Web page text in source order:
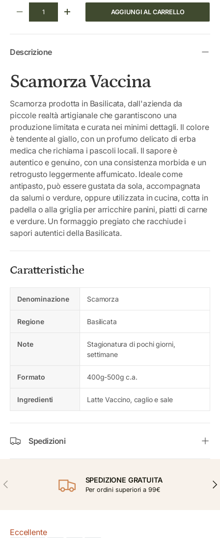
DIMINUIRE LA QUANTITÀAUMENTA LA QUANTITÀAGGIUNGI AL CARRELLO
Descrizione
Scamorza Vaccina
Scamorza prodotta in Basilicata, dall'azienda da
piccole realtà artigianale che garantiscono una
produzione limitata e curata nei minimi dettagli. Il colore
è tendente al giallo, con un profumo delicato di erba
medica che richiama i pascoli locali. Il sapore è
autentico e genuino, con una consistenza morbida e un
retrogusto leggermente affumicato. Ideale come
antipasto, può essere gustata da sola, accompagnata
da salumi o verdure, oppure utilizzata in cucina, cotta in
padella o alla griglia per arricchire panini, piatti di carne
e verdure. Un formaggio pregiato che racchiude i
sapori autentici della Basilicata.
Caratteristiche
Denominazione Scamorza
Regione Basilicata
Note
Stagionatura di pochi giorni,
settimane
Formato 400g-500g c.a.
Ingredienti Latte Vaccino, caglio e sale
Spedizioni
INDIETRO SPEDIZIONE GRATUITA
Per ordini superiori a 99€
Eccellente